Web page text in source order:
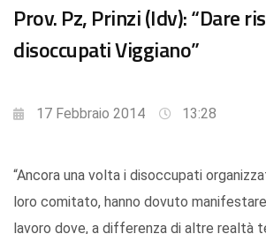
Prov. Pz, Prinzi (Idv): “Dare
disoccupati Viggiano”
17 Febbraio 2014 13:28
“Ancora una volta i disoccupati
loro comitato, hanno dovuto
lavoro dove, a differenza di altre realtà